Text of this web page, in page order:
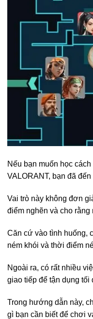
Nếu bạn muốn học
VALORANT, bạn đã đến
Vai trò này không đơn
điểm nghẽn và cho rằng
Căn cứ vào tình huống,
ném khói và thời điểm
Ngoài ra, có rất nhiều
giao tiếp để tận dụng
Trong hướng dẫn này,
gì bạn cần biết để chơi